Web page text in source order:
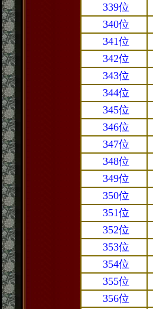
339位
340位
341位
342位
343位
344位
345位
346位
347位
348位
349位
350位
351位
352位
353位
354位
355位
356位